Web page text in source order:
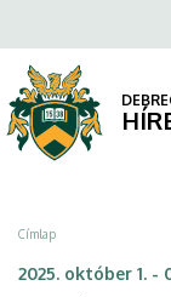
kutatók
–
nyertes
pályázók
a
tartalomra
Morzsa
Címlap
2025. október 1. -